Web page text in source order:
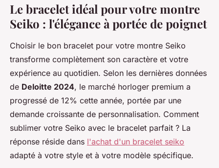
Le bracelet idéal pour votre montre
Seiko : l'élégance à portée de poignet
Choisir le bon bracelet pour votre montre Seiko
transforme complètement son caractère et votre
expérience au quotidien. Selon les dernières données
de Deloitte 2024, le marché horloger premium a
progressé de 12% cette année, portée par une
demande croissante de personnalisation. Comment
sublimer votre Seiko avec le bracelet parfait ? La
réponse réside dans l'achat d'un bracelet seiko
adapté à votre style et à votre modèle spécifique.